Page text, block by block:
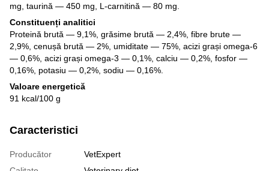
mg, taurină — 450 mg, L-carnitină — 80 mg.
Constituenți analitici
Proteină brută — 9,1%, grăsime brută — 2,4%, fibre brute —
2,9%, cenușă brută — 2%, umiditate — 75%, acizi grași omega-6
— 0,6%, acizi grași omega-3 — 0,1%, calciu — 0,2%, fosfor —
0,16%, potasiu — 0,2%, sodiu — 0,16%.
Valoare energetică
91 kcal/100 g
Caracteristici
Producător
VetExpert